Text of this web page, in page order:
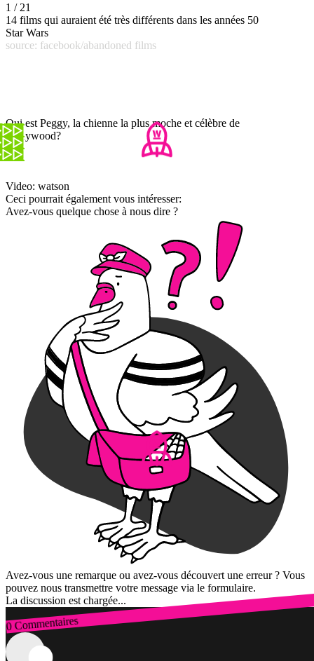
1 / 21
14 films qui auraient été très différents dans les années 50
Star Wars
source: facebook/abandoned films
Qui est Peggy, la chienne la plus moche et célèbre de
Hollywood?
Video: watson
Ceci pourrait également vous intéresser:
Avez-vous quelque chose à nous dire ?
Avez-vous une remarque ou avez-vous découvert une erreur ? Vous
pouvez nous transmettre votre message via le formulaire.
La discussion est chargée...
0 Commentaires
Connexion